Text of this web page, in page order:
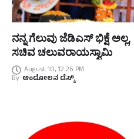
ನನ್ನ ಗೆಲುವು ಜೆಡಿಎಸ್ ಭಿಕ್ಷೆ
ಸಚಿವ ಚಲುವರಾಯಸ್ವಾಮಿ
August 10, 12:26 PM
By ಆಂದೋಲನ ಡೆಸ್ಕ್